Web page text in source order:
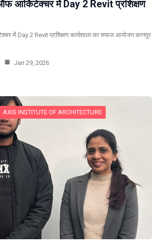
आर्किटेक्चर में Day 2 Revit प्रशिक्षण
में Day 2 Revit प्रशिक्षण कार्यशाला का सफल आयोजन कानपुर
Jan 29, 2026
AXIS INSTITUTE OF ARCHITECTURE